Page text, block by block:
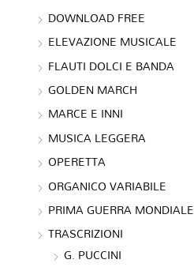
DOWNLOAD FREE
ELEVAZIONE MUSICALE
FLAUTI DOLCI E BANDA
GOLDEN MARCH
MARCE E INNI
MUSICA LEGGERA
OPERETTA
ORGANICO VARIABILE
PRIMA GUERRA MONDIALE
TRASCRIZIONI
G. PUCCINI